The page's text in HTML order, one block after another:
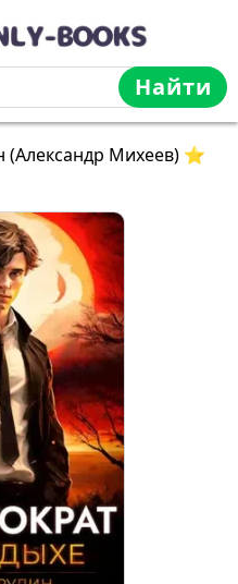
Найти
(Александр Михеев) ⭐